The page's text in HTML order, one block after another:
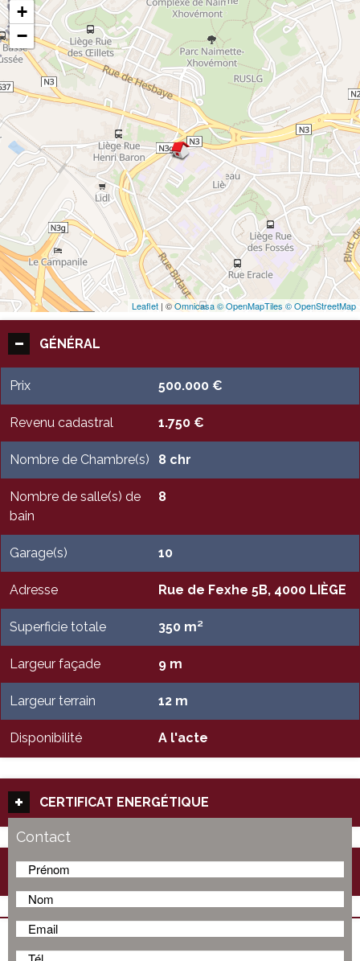
+
−
Leaflet | ©Omnicasa ©OpenMapTiles ©OpenStreetMap
Contact
GÉNÉRAL
Prix 500.000 €
Revenu cadastral 1.750 €
Nombre de Chambre(s) 8 chr
Nombre de salle(s) de
bain
8
Garage(s) 10
Adresse Rue de Fexhe 5B, 4000 LIÈGE
Superficie totale 350 m²
Largeur façade 9 m
Largeur terrain 12 m
Disponibilité A l'acte
CERTIFICAT ENERGÉTIQUE
COMFORT